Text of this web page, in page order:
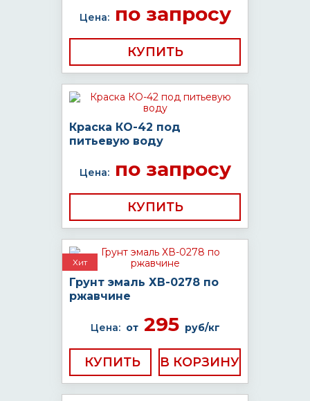
Цена:по запросу
КУПИТЬ
Краска КО-42 под
питьевую воду
Цена:по запросу
КУПИТЬ
Хит
Грунт эмаль ХВ-0278 по
ржавчине
Цена: от295 руб/кг
КУПИТЬ